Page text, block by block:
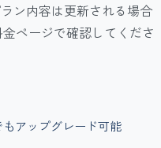
ン内容は更新される場合
ページで確認してくださ
アップグレード可能